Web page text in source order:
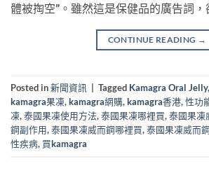
體被掏空”。雖然這是保健品的廣告詞
CONTINUE READING →
Posted in新聞資訊 Tagged Kamagra Oral Jelly,
kamagra果凍,kamagra網購,kamagra香港,性功
凍,泰國果凍使用方法,泰國果凍哪裡買,泰國果凍
鋼副作用,泰國果凍威而鋼哪裡買,泰國果凍威而
性疾病, 買kamagra